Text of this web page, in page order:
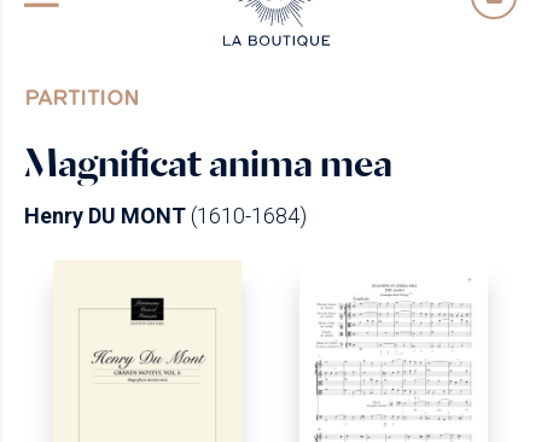
PARTITION
Magnificat anima mea
Henry DU MONT(1610-1684)